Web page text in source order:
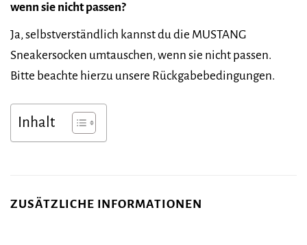
wenn sie nicht passen?
Ja, selbstverständlich kannst du die MUSTANG
Sneakersocken umtauschen, wenn sie nicht passen.
Bitte beachte hierzu unsere Rückgabebedingungen.
Inhalt
ZUSÄTZLICHE INFORMATIONEN